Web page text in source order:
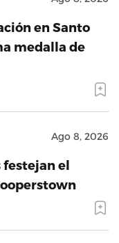
en Santo
medalla de
Ago 8, 2026
festejan el